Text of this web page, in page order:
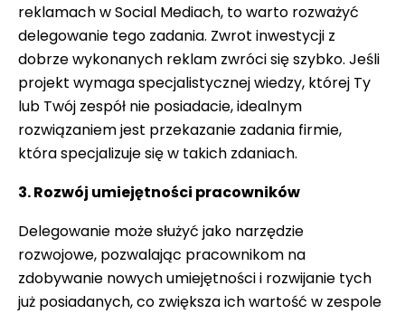
reklamach w Social Mediach, to warto rozważyć
delegowanie tego zadania. Zwrot inwestycji z
dobrze wykonanych reklam zwróci się szybko. Jeśli
projekt wymaga specjalistycznej wiedzy, której Ty
lub Twój zespół nie posiadacie, idealnym
rozwiązaniem jest przekazanie zadania firmie,
która specjalizuje się w takich zdaniach.
3. Rozwój umiejętności pracowników
Delegowanie może służyć jako narzędzie
rozwojowe, pozwalając pracownikom na
zdobywanie nowych umiejętności i rozwijanie tych
już posiadanych, co zwiększa ich wartość w zespole